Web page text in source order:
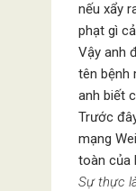
nếu xẩy
phạt gì
Vậy anh
tên bệnh
anh biết
Trước
mạng
toàn của
Sự thực